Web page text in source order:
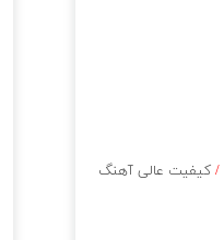
/کیفیت عالی آهنگ